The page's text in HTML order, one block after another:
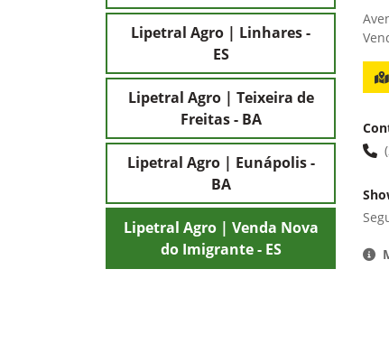
Lipetral Agro | Linhares -
ES
Lipetral Agro | Teixeira de
Freitas - BA
Lipetral Agro | Eunápolis -
BA
Lipetral Agro | Venda Nova
do Imigrante - ES